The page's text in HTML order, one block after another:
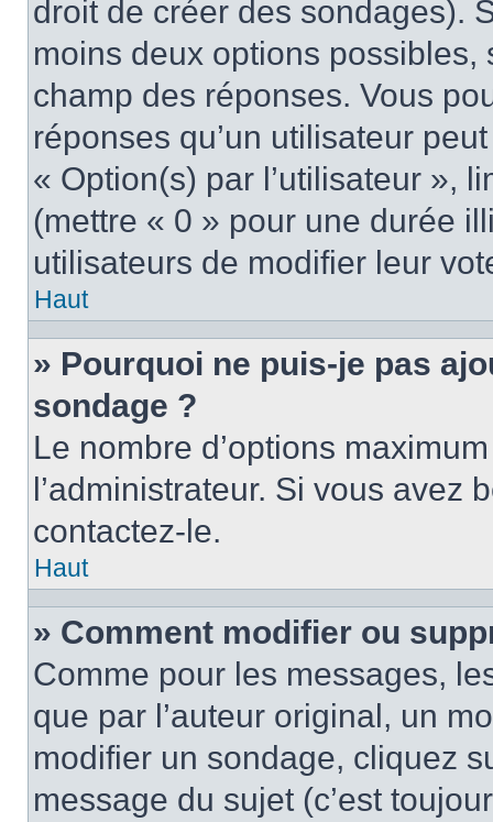
droit de créer des sondages).
moins deux options
champ des réponses. Vous
réponses qu’un utilisateur
« Option(s) par l’utilisateur »,
(mettre « 0 » pour une durée
utilisateurs de modifier leur
Haut
» Pourquoi ne puis-je pas
sondage ?
Le nombre d’options
l’administrateur. Si vous avez
contactez-le.
Haut
» Comment modifier ou
Comme pour les messages,
que par l’auteur original, un
modifier un sondage, cliquez
message du sujet (c’est